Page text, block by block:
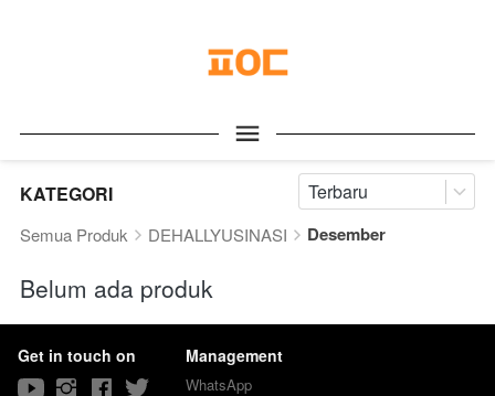
KATEGORI Terbaru
Semua Produk DEHALLYUSINASI Desember
Belum ada produk
Get in touch on Management
WhatsApp